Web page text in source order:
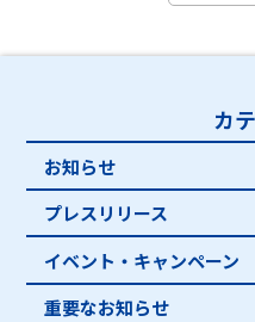
カ
お知らせ
プレスリリース
イベント・キャンペーン
重要なお知らせ